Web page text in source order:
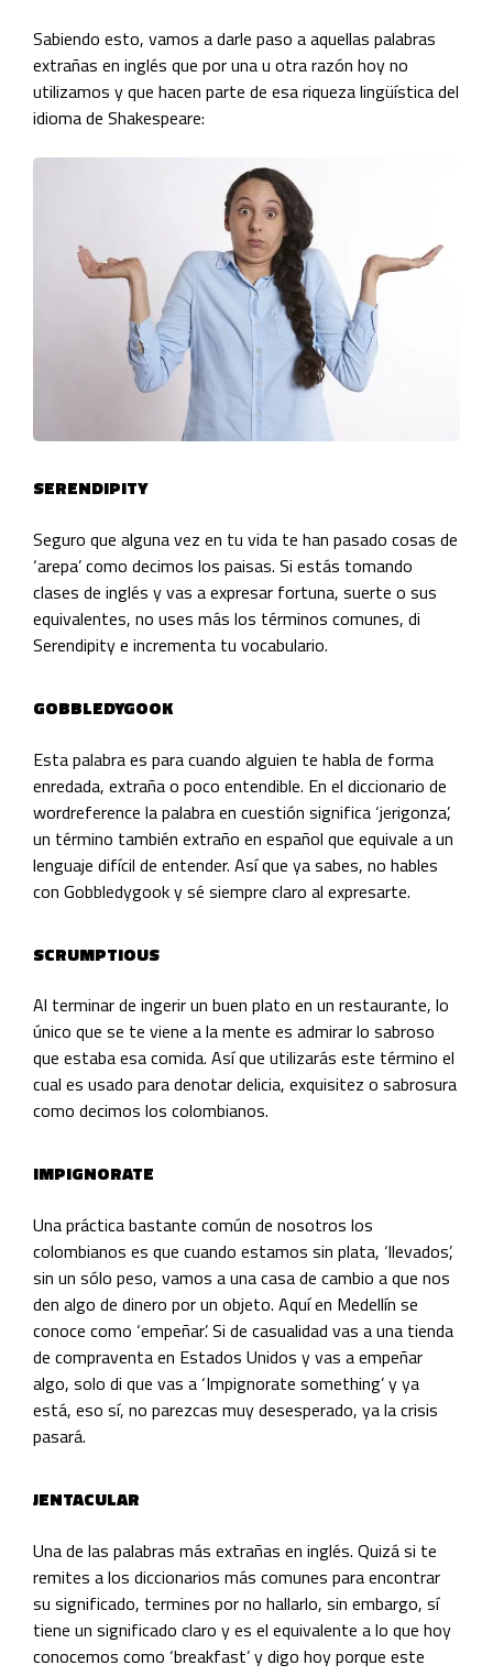
Sabiendo esto, vamos a darle paso a aquellas palabras
extrañas en inglés que por una u otra razón hoy no
utilizamos y que hacen parte de esa riqueza lingüística del
idioma de Shakespeare:
SERENDIPITY
Seguro que alguna vez en tu vida te han pasado cosas de
‘arepa’ como decimos los paisas. Si estás tomando
clases de inglés y vas a expresar fortuna, suerte o sus
equivalentes, no uses más los términos comunes, di
Serendipity e incrementa tu vocabulario.
GOBBLEDYGOOK
Esta palabra es para cuando alguien te habla de forma
enredada, extraña o poco entendible. En el diccionario de
wordreference la palabra en cuestión significa ‘jerigonza’,
un término también extraño en español que equivale a un
lenguaje difícil de entender. Así que ya sabes, no hables
con Gobbledygook y sé siempre claro al expresarte.
SCRUMPTIOUS
Al terminar de ingerir un buen plato en un restaurante, lo
único que se te viene a la mente es admirar lo sabroso
que estaba esa comida. Así que utilizarás este término el
cual es usado para denotar delicia, exquisitez o sabrosura
como decimos los colombianos.
IMPIGNORATE
Una práctica bastante común de nosotros los
colombianos es que cuando estamos sin plata, ‘llevados’,
sin un sólo peso, vamos a una casa de cambio a que nos
den algo de dinero por un objeto. Aquí en Medellín se
conoce como ‘empeñar’. Si de casualidad vas a una tienda
de compraventa en Estados Unidos y vas a empeñar
algo, solo di que vas a ‘Impignorate something’ y ya
está, eso sí, no parezcas muy desesperado, ya la crisis
pasará.
JENTACULAR
Una de las palabras más extrañas en inglés. Quizá si te
remites a los diccionarios más comunes para encontrar
su significado, termines por no hallarlo, sin embargo, sí
tiene un significado claro y es el equivalente a lo que hoy
conocemos como ‘breakfast’ y digo hoy porque este